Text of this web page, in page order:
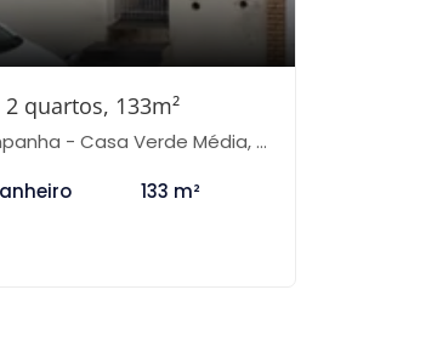
quartos, 133m²
- Casa Verde Média, São Paulo-SP
133 m²